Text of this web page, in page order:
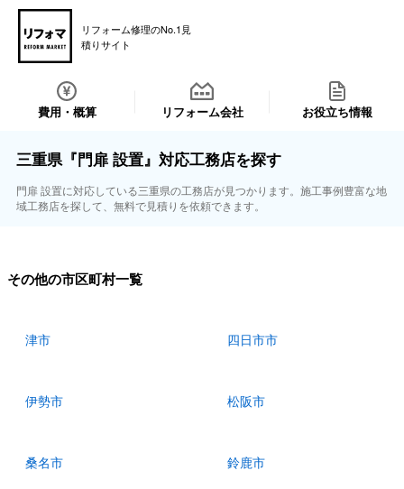
リフォーム修理のNo.1見
積りサイト
費用・概算 リフォーム会社 お役立ち情報
三重県『門扉 設置』対応工務店を探す
門扉 設置に対応している三重県の工務店が見つかります。施工事例豊富な地
域工務店を探して、無料で見積りを依頼できます。
その他の市区町村一覧
津市 四日市市
伊勢市 松阪市
桑名市 鈴鹿市